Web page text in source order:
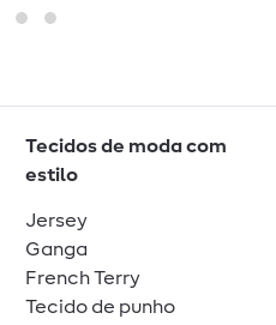
Tecidos de moda com
estilo
Jersey
Ganga
French Terry
Tecido de punho